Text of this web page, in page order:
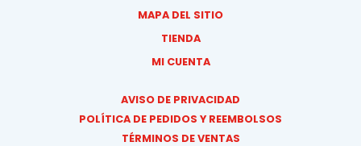
MAPA DEL SITIO
TIENDA
MI CUENTA
AVISO DE PRIVACIDAD
POLÍTICA DE PEDIDOS Y REEMBOLSOS
TÉRMINOS DE VENTAS